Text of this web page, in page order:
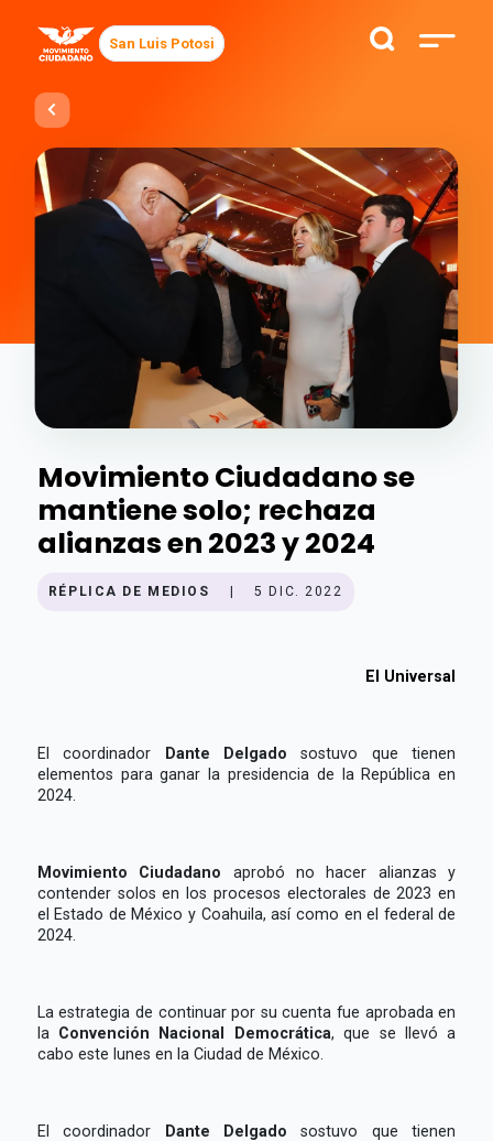
San Luis Potosi
Movimiento Ciudadano se
mantiene solo; rechaza
alianzas en 2023 y 2024
RÉPLICA DE MEDIOS 5 DIC. 2022
El Universal
El coordinador Dante Delgado sostuvo que tienen
elementos para ganar la presidencia de la República en
2024.
Movimiento Ciudadano aprobó no hacer alianzas y
contender solos en los procesos electorales de 2023 en
el Estado de México y Coahuila, así como en el federal de
2024.
La estrategia de continuar por su cuenta fue aprobada en
la Convención Nacional Democrática, que se llevó a
cabo este lunes en la Ciudad de México.
El coordinador Dante Delgado sostuvo que tienen